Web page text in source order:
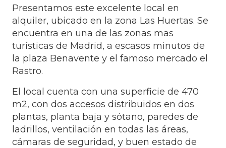
Presentamos este excelente local en
alquiler, ubicado en la zona Las Huertas. Se
encuentra en una de las zonas mas
turísticas de Madrid, a escasos minutos de
la plaza Benavente y el famoso mercado el
Rastro.
El local cuenta con una superficie de 470
m2, con dos accesos distribuidos en dos
plantas, planta baja y sótano, paredes de
ladrillos, ventilación en todas las áreas,
cámaras de seguridad, y buen estado de